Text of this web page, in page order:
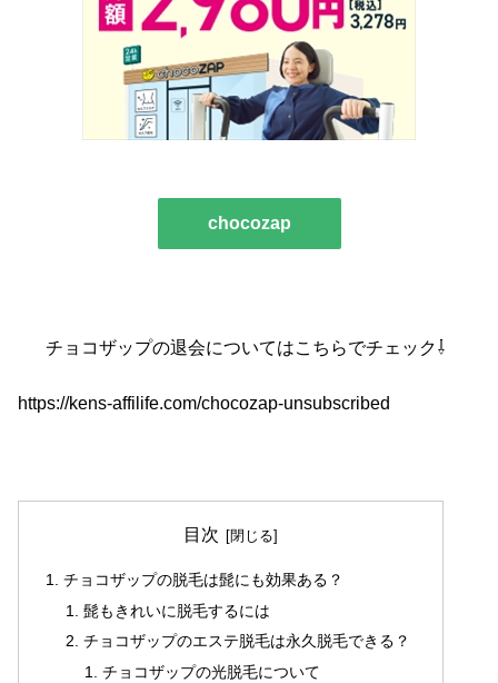
chocozap
チョコザップの退会についてはこちらでチェック⇩
https://kens-affilife.com/chocozap-unsubscribed
目次
チョコザップの脱毛は髭にも効果ある？
髭もきれいに脱毛するには
チョコザップのエステ脱毛は永久脱毛できる？
チョコザップの光脱毛について